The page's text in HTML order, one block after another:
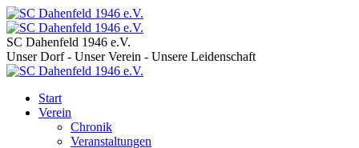
SC Dahenfeld 1946 e.V.
Unser Dorf - Unser Verein - Unsere Leidenschaft
Start
Verein
Chronik
Veranstaltungen